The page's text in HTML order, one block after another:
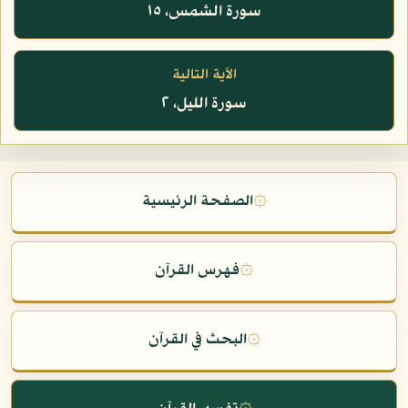
سورة الشمس، ١٥
الآية التالية
سورة الليل، ٢
۞الصفحة الرئيسية
۞فهرس القرآن
۞البحث في القرآن